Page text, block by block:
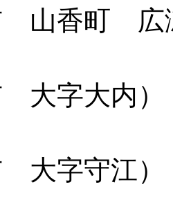
山香町 広
大字大内）
大字守江）